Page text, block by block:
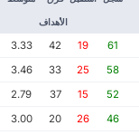
الأهداف
61
19
42
3.33
58
25
33
3.46
52
15
37
2.79
46
26
20
3.00